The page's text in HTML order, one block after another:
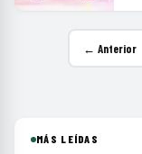
← Anterior
MÁS LEÍDAS